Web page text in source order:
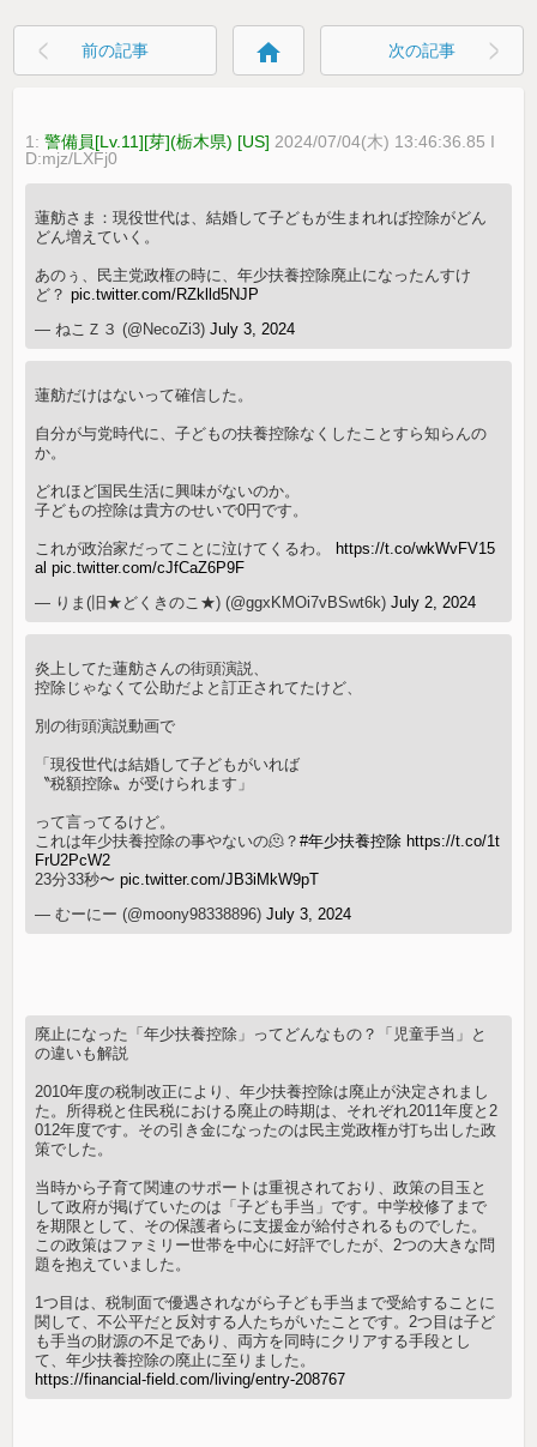
前の記事 home 次の記事
1:警備員[Lv.11][芽](栃木県) [US] 2024/07/04(木) 13:46:36.85 I
D:mjz/LXFj0
蓮舫さま：現役世代は、結婚して子どもが生まれれば控除がどん
どん増えていく。
あのぅ、民主党政権の時に、年少扶養控除廃止になったんすけ
ど？pic.twitter.com/RZklld5NJP
— ねこＺ３ (@NecoZi3)July 3, 2024
蓮舫だけはないって確信した。
自分が与党時代に、子どもの扶養控除なくしたことすら知らんの
か。
どれほど国民生活に興味がないのか。
子どもの控除は貴方のせいで0円です。
これが政治家だってことに泣けてくるわ。
https://t.co/wkWvFV15
al pic.twitter.com/cJfCaZ6P9F
— りま(旧★どくきのこ★) (@ggxKMOi7vBSwt6k)July 2, 2024
炎上してた蓮舫さんの街頭演説、
控除じゃなくて公助だよと訂正されてたけど、
別の街頭演説動画で
「現役世代は結婚して子どもがいれば
〝税額控除〟が受けられます」
って言ってるけど。
これは年少扶養控除の事やないの🫠？#年少扶養控除 https://t.co/1t
FrU2PcW2
23分33秒〜pic.twitter.com/JB3iMkW9pT
— むーにー (@moony98338896)July 3, 2024
廃止になった「年少扶養控除」ってどんなもの？「児童手当」と
の違いも解説
2010年度の税制改正により、年少扶養控除は廃止が決定されまし
た。所得税と住民税における廃止の時期は、それぞれ2011年度と2
012年度です。その引き金になったのは民主党政権が打ち出した政
策でした。
当時から子育て関連のサポートは重視されており、政策の目玉と
して政府が掲げていたのは「子ども手当」です。中学校修了まで
を期限として、その保護者らに支援金が給付されるものでした。
この政策はファミリー世帯を中心に好評でしたが、2つの大きな問
題を抱えていました。
1つ目は、税制面で優遇されながら子ども手当まで受給することに
関して、不公平だと反対する人たちがいたことです。2つ目は子ど
も手当の財源の不足であり、両方を同時にクリアする手段とし
て、年少扶養控除の廃止に至りました。
https://financial-field.com/living/entry-208767